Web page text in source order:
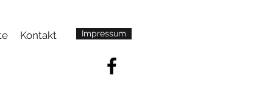
Kontakt Impressum